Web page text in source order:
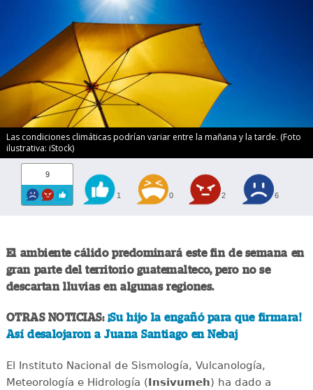
Las condiciones climáticas podrían variar entre la mañana y la tarde. (Foto
ilustrativa: iStock)
9
1 0 2 6
El ambiente cálido predominará este fin de semana en
gran parte del territorio guatemalteco, pero no se
descartan lluvias en algunas regiones.
OTRAS NOTICIAS: ¡Su hijo la engañó para que firmara!
Así desalojaron a Juana Santiago en Nebaj
El Instituto Nacional de Sismología, Vulcanología,
Meteorología e Hidrología ( Insivumeh) ha dado a